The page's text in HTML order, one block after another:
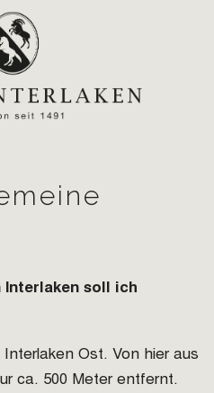
Interlaken soll ich
Ost. Von hier aus
ca. 500 Meter entfernt.